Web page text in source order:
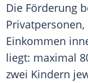
Die Förderung
Einkommen
liegt: maximal
zwei Kindern